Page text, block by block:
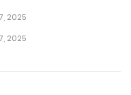
2025
2025